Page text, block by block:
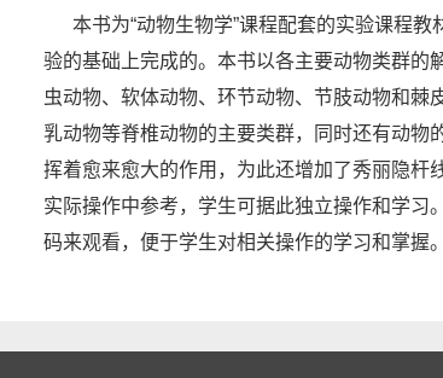
本书为“动物生物学”课程配套的实验课程教
验的基础上完成的。本书以各主要动物类群的
虫动物、软体动物、环节动物、节肢动物和
乳动物等脊椎动物的主要类群，同时还有动物
挥着愈来愈大的作用，为此还增加了秀丽隐杆
实际操作中参考，学生可据此独立操作和学习
码来观看，便于学生对相关操作的学习和掌握。